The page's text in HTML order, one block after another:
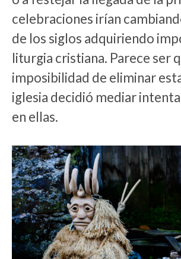
celebraciones irían
de los siglos adquiriendo
liturgia cristiana. Parece ser
imposibilidad de eliminar
iglesia decidió mediar
en ellas.